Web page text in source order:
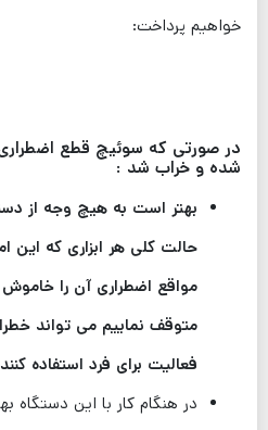
خواهیم پرداخت:
در صورتی که سوئیچ قطع
شده و خراب شد :
بهتر است به هیچ وجه از
حالت کلی هر ابزاری که این
مواقع اضطراری آن را
متوقف نماییم می تواند
فعالیت برای فرد استفاده
در هنگام کار با این دستگاه